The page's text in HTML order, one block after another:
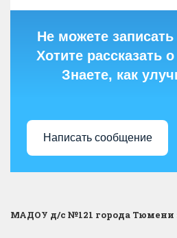
Не можете
Хотите рассказать
Знаете, как
Написать сообщение
МАДОУ д/с №121 города Тюмени